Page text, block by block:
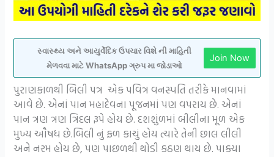
સ્વાસ્થ્ય અને આયુર્વેદિક ઉપચાર વિશે ની માહિતી
મેળવવા માટે WhatsApp ગ્રુપ મા જોડાઓ
Join Now
પુરાણકાળથી બિલી પત્ર એક પવિત્ર વનસ્પતિ તરીકે માનવામાં
આવે છે. એનાં પાન મહાદેવના પૂજનમાં પણ વપરાય છે. એનાં
પાન ત્રણ ત્રણ ત્રિદલ રૂપે હોય છે. દશશુંળમાં બીલીના મૂળ એક
મુખ્ય ઔષધ છે.બિલી નું ફળ કાચું હોય ત્યારે તેની છાલ લીલી
અને નરમ હોય છે, પણ પાછળથી થોડી કઠણ થાય છે. પાક્યા